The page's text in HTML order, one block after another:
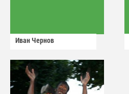
Иван Чернов